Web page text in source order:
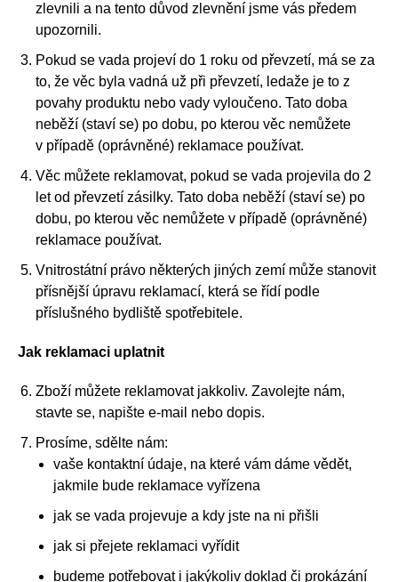
zlevnili a na tento důvod zlevnění jsme vás předem
upozornili.
Pokud se vada projeví do 1 roku od převzetí, má se za
to, že věc byla vadná už při převzetí, ledaže je to z
povahy produktu nebo vady vyloučeno. Tato doba
neběží (staví se) po dobu, po kterou věc nemůžete
v případě (oprávněné) reklamace používat.
Věc můžete reklamovat, pokud se vada projevila do 2
let od převzetí zásilky. Tato doba neběží (staví se) po
dobu, po kterou věc nemůžete v případě (oprávněné)
reklamace používat.
Vnitrostátní právo některých jiných zemí může stanovit
přísnější úpravu reklamací, která se řídí podle
příslušného bydliště spotřebitele.
Jak reklamaci uplatnit
Zboží můžete reklamovat jakkoliv. Zavolejte nám,
stavte se, napište e-mail nebo dopis.
Prosíme, sdělte nám:
vaše kontaktní údaje, na které vám dáme vědět,
jakmile bude reklamace vyřízena
jak se vada projevuje a kdy jste na ni přišli
jak si přejete reklamaci vyřídit
budeme potřebovat i jakýkoliv doklad či prokázání